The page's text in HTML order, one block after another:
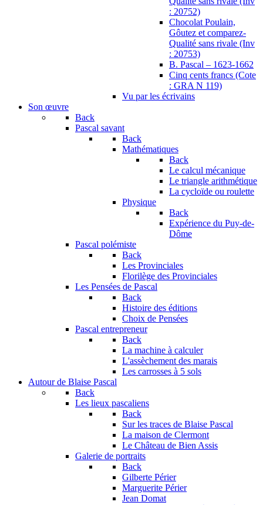
: 20752)
Chocolat Poulain,
Gôutez et comparez-
Qualité sans rivale (Inv
: 20753)
B. Pascal – 1623-1662
Cinq cents francs (Cote
: GRA N 119)
Vu par les écrivains
Son œuvre
Back
Pascal savant
Back
Mathématiques
Back
Le calcul mécanique
Le triangle arithmétique
La cycloïde ou roulette
Physique
Back
Expérience du Puy-de-
Dôme
Pascal polémiste
Back
Les Provinciales
Florilège des Provinciales
Les Pensées de Pascal
Back
Histoire des éditions
Choix de Pensées
Pascal entrepreneur
Back
La machine à calculer
L'assèchement des marais
Les carrosses à 5 sols
Autour de Blaise Pascal
Back
Les lieux pascaliens
Back
Sur les traces de Blaise Pascal
La maison de Clermont
Le Château de Bien Assis
Galerie de portraits
Back
Gilberte Périer
Marguerite Périer
Jean Domat